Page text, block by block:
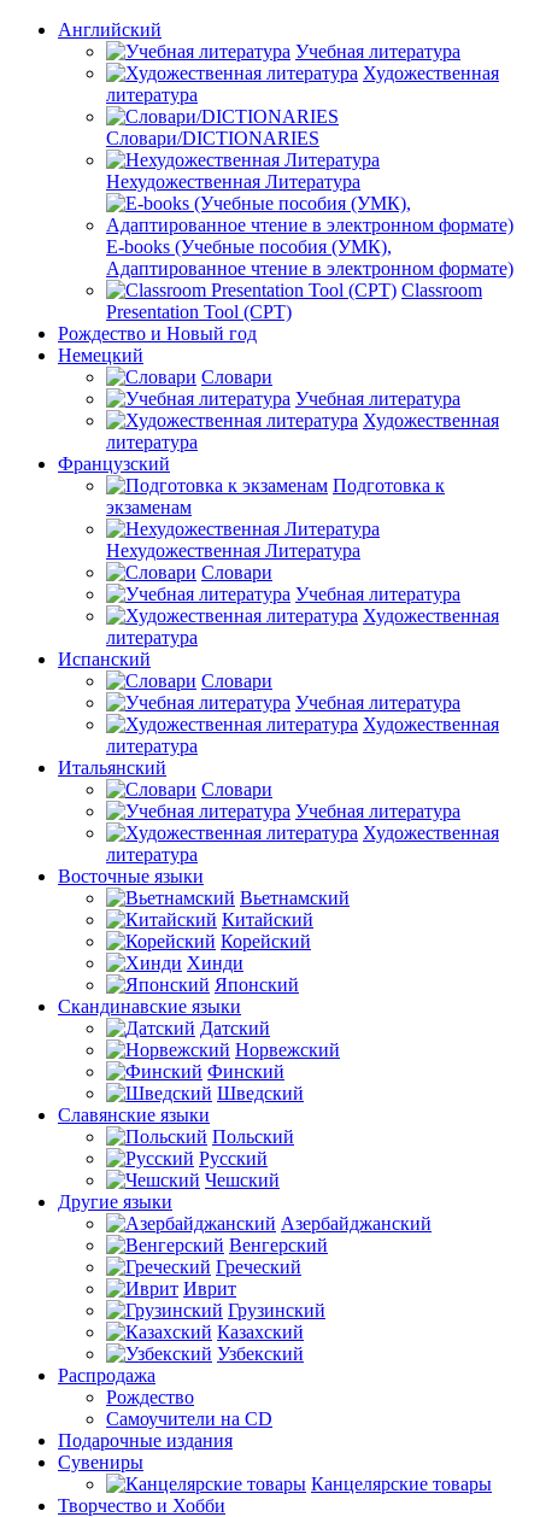
Английский
Учебная литература
Художественная
литература
Словари/DICTIONARIES
Нехудожественная Литература
E-books (Учебные пособия (УМК),
Адаптированное чтение в электронном формате)
Classroom
Presentation Tool (CPT)
Рождество и Новый год
Немецкий
Словари
Учебная литература
Художественная
литература
Французский
Подготовка к
экзаменам
Нехудожественная Литература
Словари
Учебная литература
Художественная
литература
Испанский
Словари
Учебная литература
Художественная
литература
Итальянский
Словари
Учебная литература
Художественная
литература
Восточные языки
Вьетнамский
Китайский
Корейский
Хинди
Японский
Скандинавские языки
Датский
Норвежский
Финский
Шведский
Славянские языки
Польский
Русский
Чешский
Другие языки
Азербайджанский
Венгерский
Греческий
Иврит
Грузинский
Казахский
Узбекский
Распродажа
Рождество
Самоучители на CD
Подарочные издания
Сувениры
Канцелярские товары
Творчество и Хобби